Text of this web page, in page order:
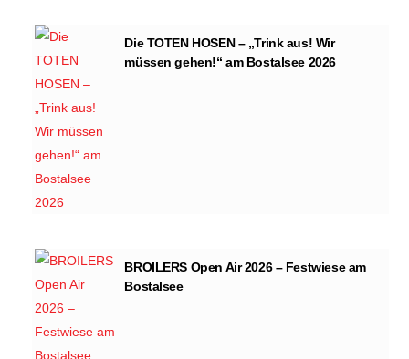
Die TOTEN HOSEN – „Trink aus! Wir
müssen gehen!“ am Bostalsee 2026
BROILERS Open Air 2026 – Festwiese am
Bostalsee